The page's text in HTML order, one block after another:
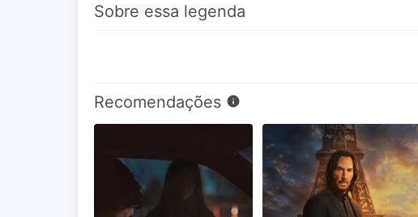
Sobre essa legenda
Recomendações